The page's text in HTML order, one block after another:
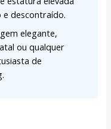
e descontraído.
elegante,
ou qualquer
de